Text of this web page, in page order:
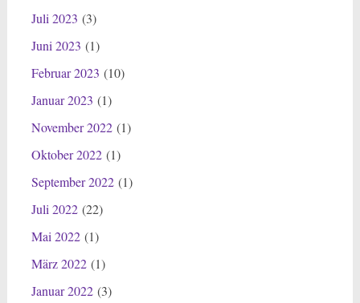
Juli 2023 (3)
Juni 2023 (1)
Februar 2023 (10)
Januar 2023 (1)
November 2022(1)
Oktober 2022(1)
September 2022(1)
Juli 2022(22)
Mai 2022(1)
März 2022(1)
Januar 2022(3)